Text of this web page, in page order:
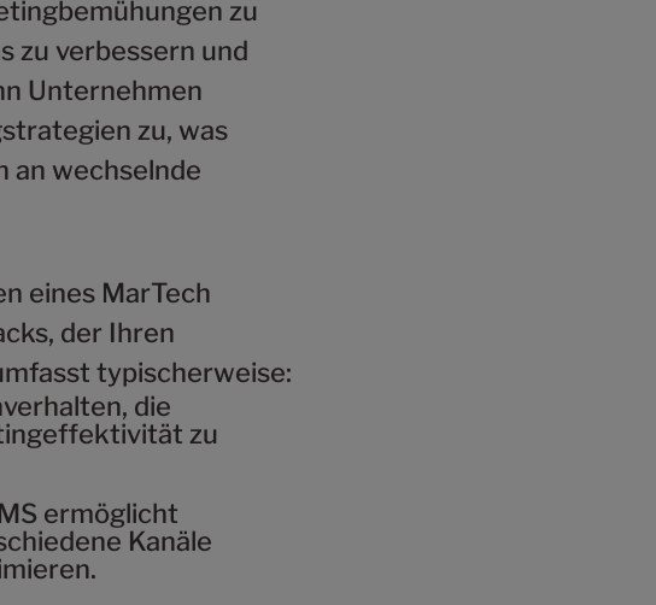
zu
zu verbessern und
Unternehmen
zu, was
an wechselnde
eines MarTech
der Ihren
typischerweise:
die
zu
ermöglicht
Kanäle